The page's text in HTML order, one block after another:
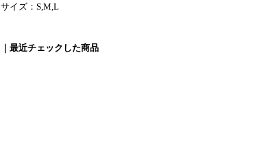
サイズ：S,M,L
｜最近チェックした商品